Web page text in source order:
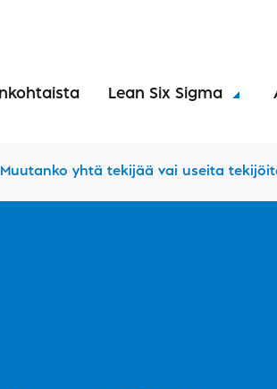
Lean Six Sigma
Muutanko yhtä tekijää vai useita